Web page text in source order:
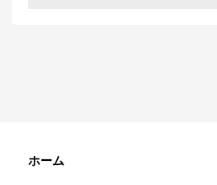
ホーム